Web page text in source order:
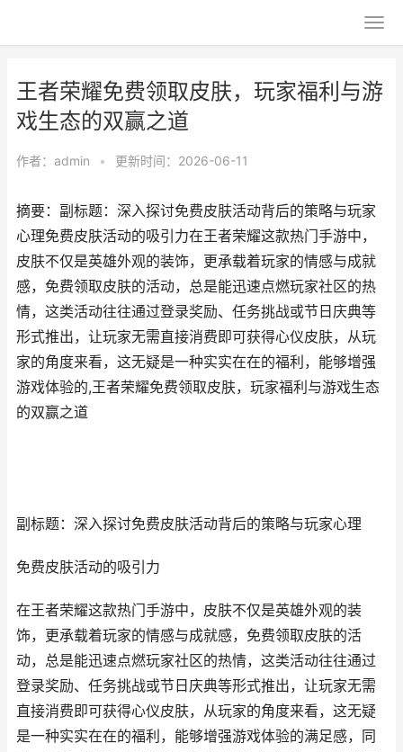
王者荣耀免费领取皮肤，玩家福利与游
戏生态的双赢之道
作者： admin • 更新时间：2026-06-11
摘要：副标题：深入探讨免费皮肤活动背后的策略与玩家
心理免费皮肤活动的吸引力在王者荣耀这款热门手游中，
皮肤不仅是英雄外观的装饰，更承载着玩家的情感与成就
感，免费领取皮肤的活动，总是能迅速点燃玩家社区的热
情，这类活动往往通过登录奖励、任务挑战或节日庆典等
形式推出，让玩家无需直接消费即可获得心仪皮肤，从玩
家的角度来看，这无疑是一种实实在在的福利，能够增强
游戏体验的,王者荣耀免费领取皮肤，玩家福利与游戏生态
的双赢之道
副标题：深入探讨免费皮肤活动背后的策略与玩家心理
免费皮肤活动的吸引力
在王者荣耀这款热门手游中，皮肤不仅是英雄外观的装
饰，更承载着玩家的情感与成就感，免费领取皮肤的活
动，总是能迅速点燃玩家社区的热情，这类活动往往通过
登录奖励、任务挑战或节日庆典等形式推出，让玩家无需
直接消费即可获得心仪皮肤，从玩家的角度来看，这无疑
是一种实实在在的福利，能够增强游戏体验的满足感，同